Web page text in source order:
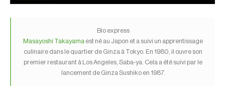
Bio express
Masayoshi Takayama est né au Japon et a suivi un apprentissage
culinaire dans le quartier de Ginza à Tokyo. En 1980, il ouvre son
premier restaurant à Los Angeles, Saba-ya. Cela a été suivi par le
lancement de Ginza Sushiko en 1987.